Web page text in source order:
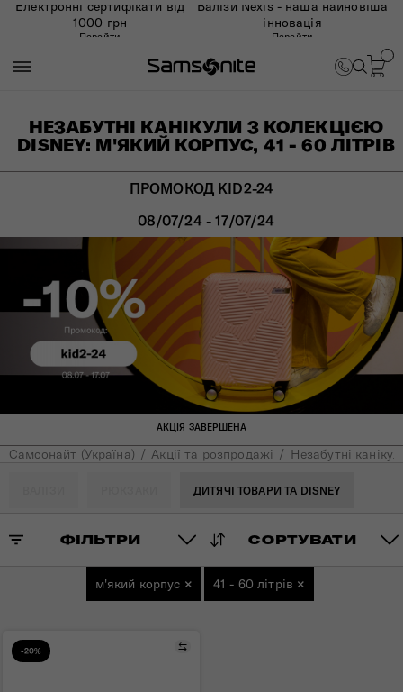
Електронні сертифікати від
1000 грн
Перейти
Валізи Nexis - наша найновіша
інновація
Перейти
НЕЗАБУТНІ КАНІКУЛИ З КОЛЕКЦІЄЮ
DISNEY: М'ЯКИЙ КОРПУС, 41 - 60 ЛІТРІВ
ПРОМОКОД KID2-24
08/07/24 - 17/07/24
АКЦІЯ ЗАВЕРШЕНА
Самсонайт (Україна) Акції та розпродажі Незабутні
ДИТЯЧІ ТОВАРИ ТА DISNEY
ФІЛЬТРИ СОРТУВАТИ
м'який корпус × 41 - 60 літрів ×
-20% Порівняти